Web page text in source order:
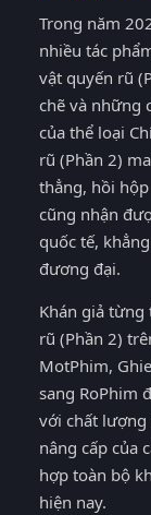
Trong năm
nhiều tác
vật quyến rũ
chẽ và những
của thể loại
rũ (Phần 2)
thẳng, hồi
cũng nhận
quốc tế,
đương đại.
Khán giả từng
rũ (Phần 2)
MotPhim,
sang RoPhim
với chất
nâng cấp của
hợp toàn bộ
hiện nay.